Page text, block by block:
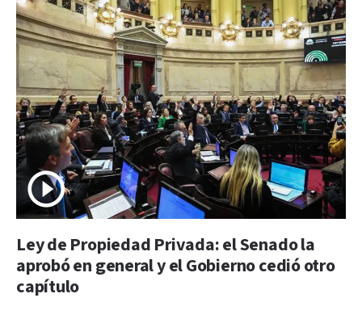
Ley de Propiedad Privada: el Senado la
aprobó en general y el Gobierno cedió otro
capítulo